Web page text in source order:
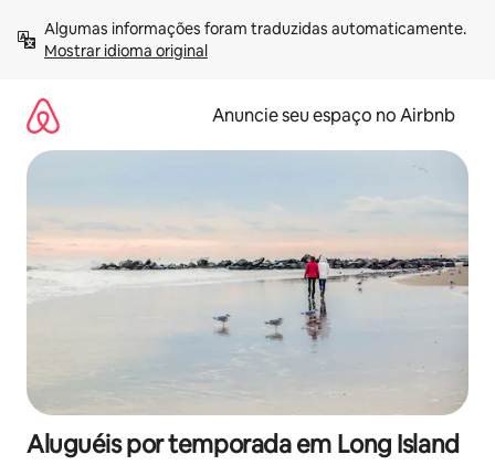
para
Mostrar idioma original
Anuncie seu espaço no Airbnb
Aluguéis por temporada em Long Island